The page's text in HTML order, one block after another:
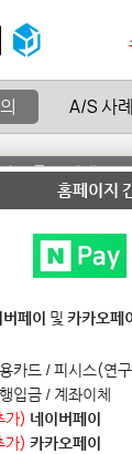
A/S 사례
스 종료 안내
홈페이지
페이 및 카카오페
카드 / 피시스(연
입금 / 계좌이체
가) 네이버페이
가) 카카오페이